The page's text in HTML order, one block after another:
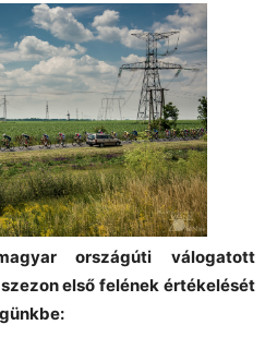
országúti válogatott
első felének értékelését